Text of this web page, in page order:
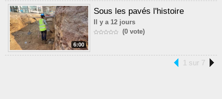
6:00
Sous les pavés l'histoire
Il y a 12 jours
(0 vote)
1 sur 7